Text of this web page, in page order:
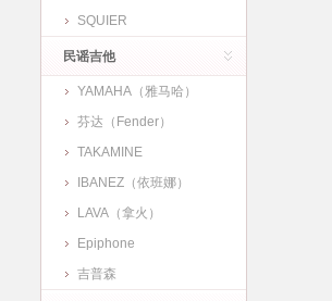
SQUIER
民谣吉他
YAMAHA（雅马哈）
芬达（Fender）
TAKAMINE
IBANEZ（依班娜）
LAVA（拿火）
Epiphone
吉普森